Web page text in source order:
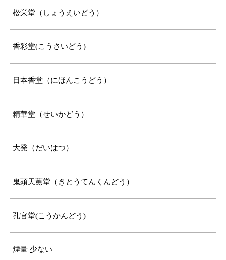
松栄堂（しょうえいどう）
香彩堂(こうさいどう)
日本香堂（にほんこうどう）
精華堂（せいかどう）
大発（だいはつ）
鬼頭天薫堂（きとうてんくんどう）
孔官堂(こうかんどう)
煙量 少ない